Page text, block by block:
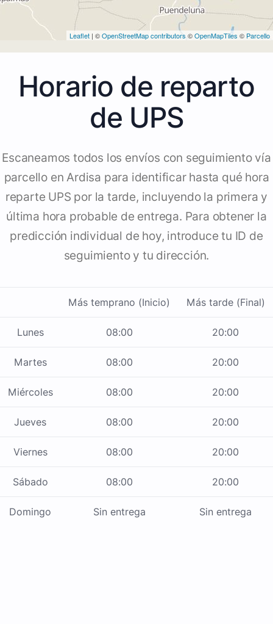
Leaflet | ©OpenStreetMap contributors ©OpenMapTiles © Parcello
Horario de reparto
de UPS
Escaneamos todos los envíos con seguimiento vía
parcello en Ardisa para identificar hasta qué hora
reparte UPS por la tarde, incluyendo la primera y
última hora probable de entrega. Para obtener la
predicción individual de hoy, introduce tu ID de
seguimiento y tu dirección.
Más temprano (Inicio) Más tarde (Final)
Lunes 08:00 20:00
Martes 08:00 20:00
Miércoles 08:00 20:00
Jueves 08:00 20:00
Viernes 08:00 20:00
Sábado 08:00 20:00
Domingo Sin entrega Sin entrega